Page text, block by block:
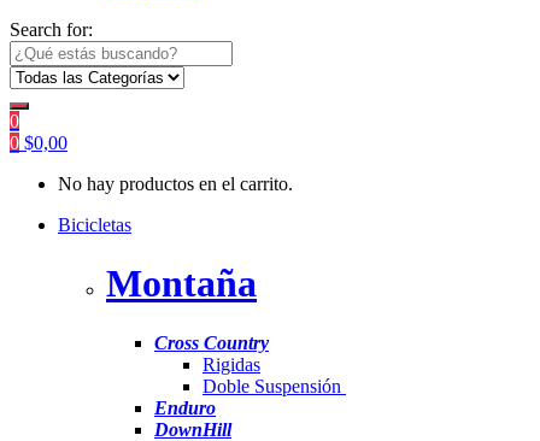
Search for:
0
0 $0,00
No hay productos en el carrito.
Bicicletas
Montaña
Cross Country
Rigidas
Doble Suspensión
Enduro
DownHill